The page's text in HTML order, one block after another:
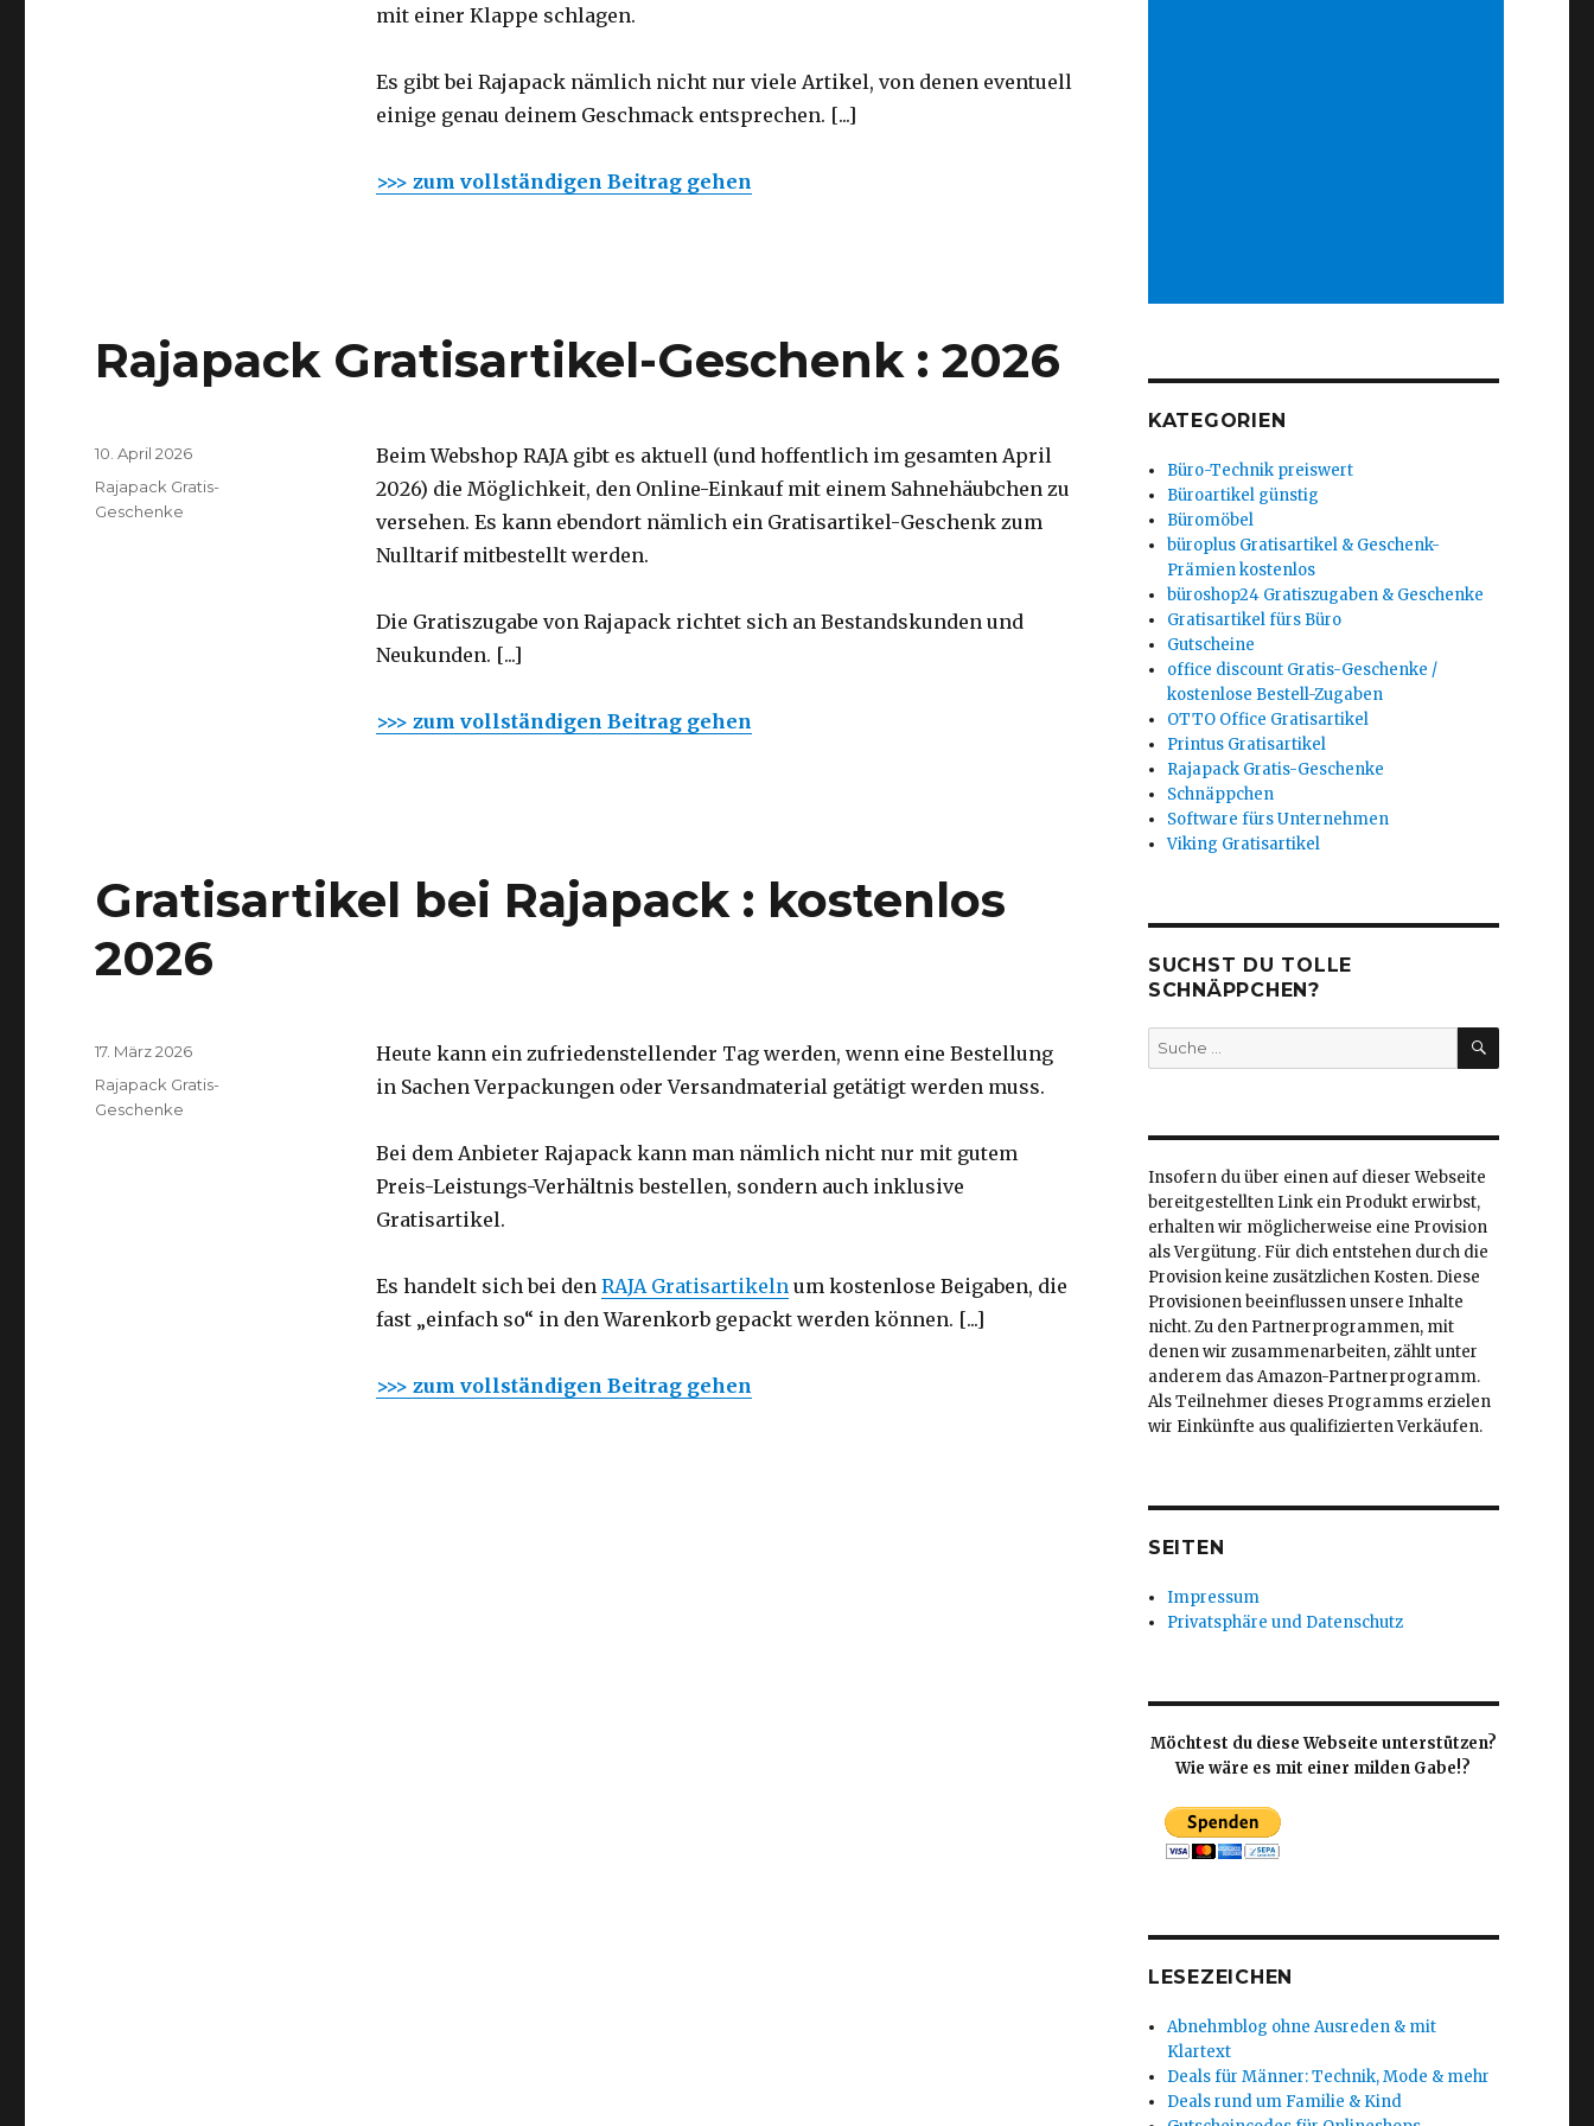
mit einer Klappe schlagen.
Es gibt bei Rajapack nämlich nicht nur viele Artikel, von denen eventuell
einige genau deinem Geschmack entsprechen. [...]
>>> zum vollständigen Beitrag gehen
Rajapack Gratisartikel-Geschenk : 2026
Beim Webshop RAJA gibt es aktuell (und hoffentlich im gesamten April
2026) die Möglichkeit, den Online-Einkauf mit einem Sahnehäubchen zu
versehen. Es kann ebendort nämlich ein Gratisartikel-Geschenk zum
Nulltarif mitbestellt werden.
Die Gratiszugabe von Rajapack richtet sich an Bestandskunden und
Neukunden. [...]
>>> zum vollständigen Beitrag gehen
Veröffentlicht
am
10. April 2026
Kategorien
Rajapack Gratis-
Geschenke
Gratisartikel bei Rajapack : kostenlos
2026
Heute kann ein zufriedenstellender Tag werden, wenn eine Bestellung
in Sachen Verpackungen oder Versandmaterial getätigt werden muss.
Bei dem Anbieter Rajapack kann man nämlich nicht nur mit gutem
Preis-Leistungs-Verhältnis bestellen, sondern auch inklusive
Gratisartikel.
Es handelt sich bei den RAJA Gratisartikeln um kostenlose Beigaben, die
fast „einfach so“ in den Warenkorb gepackt werden können. [...]
>>> zum vollständigen Beitrag gehen
Veröffentlicht
am
17. März 2026
Kategorien
Rajapack Gratis-
Geschenke
KATEGORIEN
Büro-Technik preiswert
Büroartikel günstig
Büromöbel
büroplus Gratisartikel & Geschenk-
Prämien kostenlos
büroshop24 Gratiszugaben & Geschenke
Gratisartikel fürs Büro
Gutscheine
office discount Gratis-Geschenke /
kostenlose Bestell-Zugaben
OTTO Office Gratisartikel
Printus Gratisartikel
Rajapack Gratis-Geschenke
Schnäppchen
Software fürs Unternehmen
Viking Gratisartikel
SUCHST DU TOLLE
SCHNÄPPCHEN?
Suche
nach:
SUCHEN
Insofern du über einen auf dieser Webseite
bereitgestellten Link ein Produkt erwirbst,
erhalten wir möglicherweise eine Provision
als Vergütung. Für dich entstehen durch die
Provision keine zusätzlichen Kosten. Diese
Provisionen beeinflussen unsere Inhalte
nicht. Zu den Partnerprogrammen, mit
denen wir zusammenarbeiten, zählt unter
anderem das Amazon-Partnerprogramm.
Als Teilnehmer dieses Programms erzielen
wir Einkünfte aus qualifizierten Verkäufen.
SEITEN
Impressum
Privatsphäre und Datenschutz
Möchtest du diese Webseite unterstützen?
Wie wäre es mit einer milden Gabe!?
LESEZEICHEN
Abnehmblog ohne Ausreden & mit
Klartext
Deals für Männer: Technik, Mode & mehr
Deals rund um Familie & Kind